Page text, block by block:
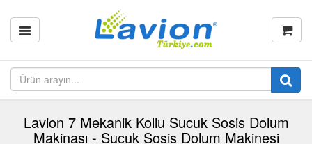
Lavion 7 Mekanik Kollu Sucuk Sosis Dolum
Makinası - Sucuk Sosis Dolum Makinesi